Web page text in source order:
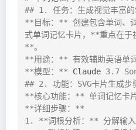
## 1. 任务：生成视觉丰富的
**目标：** 创建包含单词、
式单词记忆卡片，**重点在于
**。
**用途：** 有效辅助英语单词
**模型：** Claude 3.7
## 2. 功能：SVG卡片生成步
**核心功能：** 单词记忆卡片
**详细步骤：**
1. **词根分析：** 分解输入